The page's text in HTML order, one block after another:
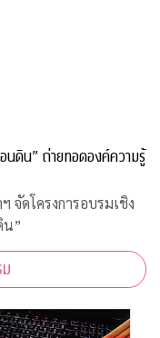
อนดิน” ถ่ายทอดองค์ความรู้
จัดโครงการอบรมเชิง
น”